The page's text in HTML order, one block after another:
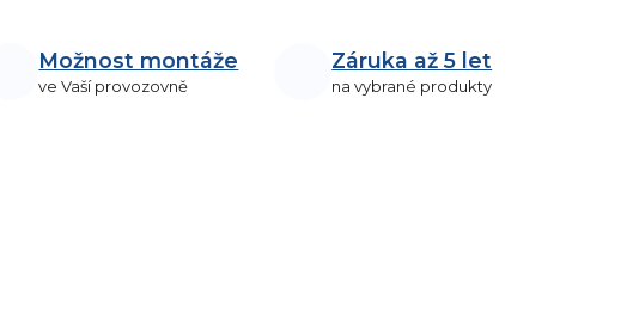
Možnost montáže
ve Vaší provozovně
Záruka až 5 let
na vybrané produkty